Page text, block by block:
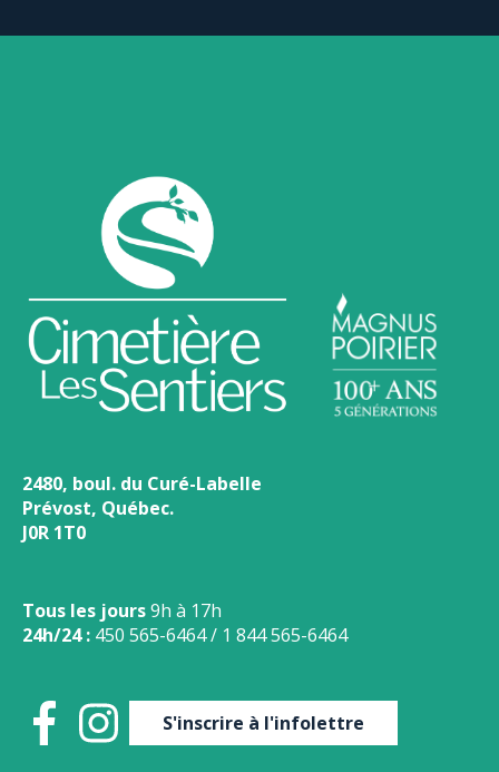
2480, boul. du Curé-Labelle
Prévost, Québec.
J0R 1T0
Tous les jours9h à 17h
24h/24 : 450 565-6464/ 1 844 565-6464
S'inscrire à l'infolettre